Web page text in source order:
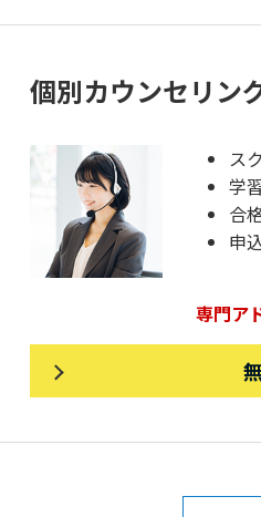
個別カウンセリン
ス
学
合
申
専門ア